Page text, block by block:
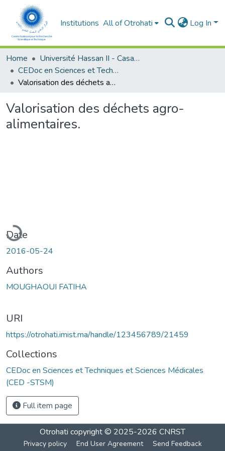
Institutions All of Otrohati Log In
Home
Université Hassan II - Casablanca
CEDoc en Sciences et Techniques et Sciences Médicales (CED -STSM)
Valorisation des déchets agro-alimentaires.
Valorisation des déchets agro-
alimentaires.
Date
2016-05-24
Authors
MOUGHAOUI FATIHA
URI
https://otrohati.imist.ma/handle/123456789/21459
Collections
CEDoc en Sciences et Techniques et Sciences Médicales
(CED -STSM)
Full item page
Otrohati copyright © 2025-2026 CNRST
Privacy policy End User Agreement Send Feedback